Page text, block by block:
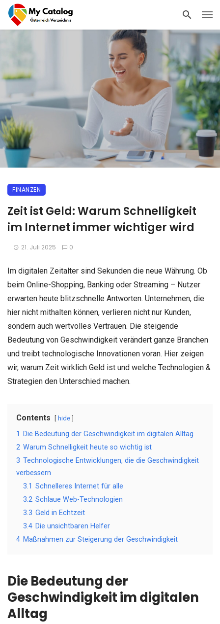
FINANZEN
Zeit ist Geld: Warum Schnelligkeit
im Internet immer wichtiger wird
21. Juli 2025 0
Im digitalen Zeitalter sind Sekunden die neue Währung. Ob
beim Online-Shopping, Banking oder Streaming – Nutzer
erwarten heute blitzschnelle Antworten. Unternehmen, die
hier nicht mithalten können, verlieren nicht nur Kunden,
sondern auch wertvolles Vertrauen. Die steigende
Bedeutung von Geschwindigkeit verändert ganze Branchen
und treibt technologische Innovationen voran. Hier zeigen
wir, warum Zeit wirklich Geld ist und welche Technologien &
Strategien den Unterschied machen.
Contents hide
1
Die Bedeutung der Geschwindigkeit im digitalen Alltag
2 Warum Schnelligkeit heute so wichtig ist
3 Technologische Entwicklungen, die die Geschwindigkeit
verbessern
3.1 Schnelleres Internet für alle
3.2 Schlaue Web-Technologien
3.3 Geld in Echtzeit
3.4 Die unsichtbaren Helfer
4 Maßnahmen zur Steigerung der Geschwindigkeit
Die Bedeutung der
Geschwindigkeit im digitalen
Alltag